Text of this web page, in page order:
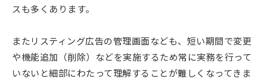
スも多くあります。
またリスティング広告の管理画面なども、短い期間で変更
や機能追加（削除）などを実施するため常に実務を行って
いないと細部にわたって理解することが難しくなってきま